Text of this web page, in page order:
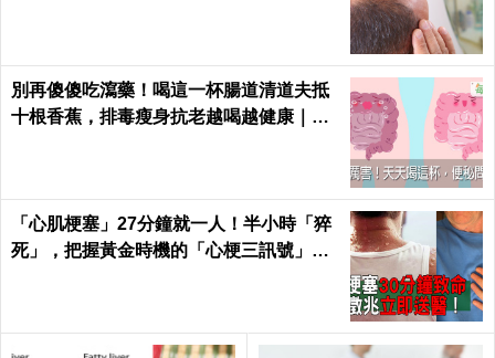
別再傻傻吃瀉藥！喝這一杯腸道清道夫抵
十根香蕉，排毒瘦身抗老越喝越健康｜每
「心肌梗塞」27分鐘就一人！半小時「猝
死」，把握黃金時機的「心梗三訊號」！